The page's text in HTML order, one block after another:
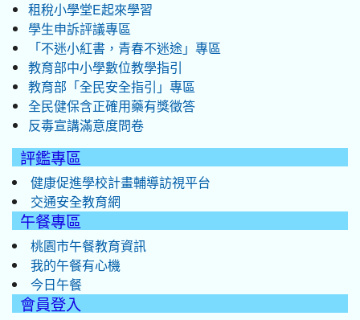
租稅小學堂E起來學習
學生申訴評議專區
「不迷小紅書，青春不迷途」專區
教育部中小學數位教學指引
教育部「全民安全指引」專區
全民健保含正確用藥有獎徵答
反毒宣講滿意度問卷
評鑑專區
健康促進學校計畫輔導訪視平台
交通安全教育網
午餐專區
桃園市午餐教育資訊
我的午餐有心機
今日午餐
會員登入